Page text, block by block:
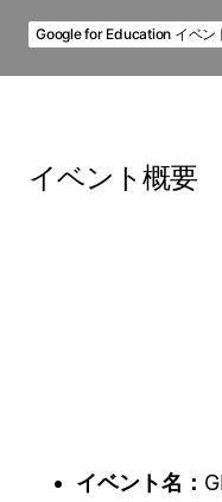
Google for Education イベン
イベント概要
イベント名：